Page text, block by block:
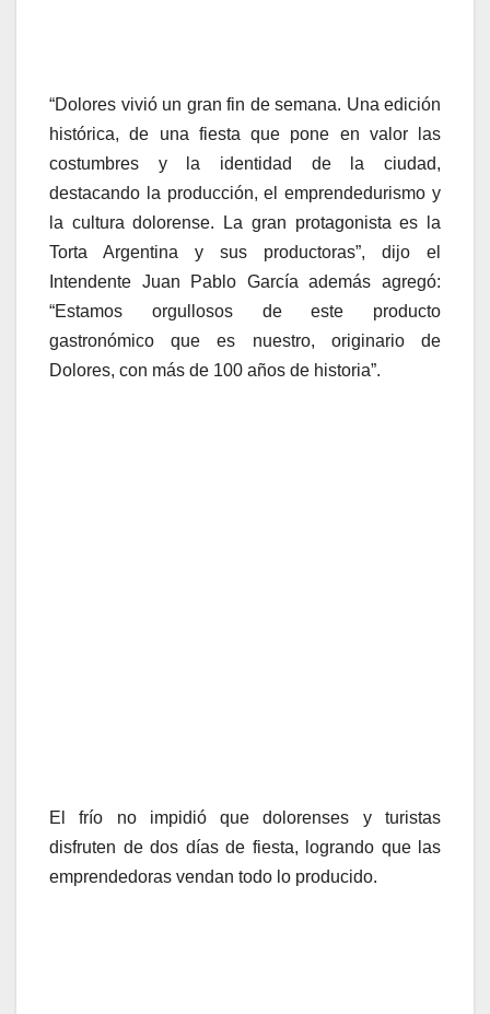
“Dolores vivió un gran fin de semana. Una edición
histórica, de una fiesta que pone en valor las
costumbres y la identidad de la ciudad,
destacando la producción, el emprendedurismo y
la cultura dolorense. La gran protagonista es la
Torta Argentina y sus productoras”, dijo el
Intendente Juan Pablo García además agregó:
“Estamos orgullosos de este producto
gastronómico que es nuestro, originario de
Dolores, con más de 100 años de historia”.
El frío no impidió que dolorenses y turistas
disfruten de dos días de fiesta, logrando que las
emprendedoras vendan todo lo producido.